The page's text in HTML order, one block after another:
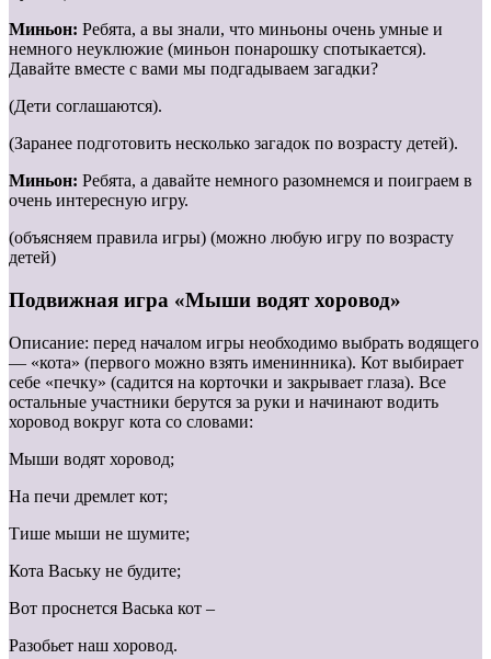
Миньон: Ребята, а вы знали, что миньоны очень умные и
немного неуклюжие (миньон понарошку спотыкается).
Давайте вместе с вами мы подгадываем загадки?
(Дети соглашаются).
(Заранее подготовить несколько загадок по возрасту детей).
Миньон: Ребята, а давайте немного разомнемся и поиграем в
очень интересную игру.
(объясняем правила игры) (можно любую игру по возрасту
детей)
Подвижная игра «Мыши водят хоровод»
Описание: перед началом игры необходимо выбрать водящего
— «кота» (первого можно взять именинника). Кот выбирает
себе «печку» (садится на корточки и закрывает глаза). Все
остальные участники берутся за руки и начинают водить
хоровод вокруг кота со словами:
Мыши водят хоровод;
На печи дремлет кот;
Тише мыши не шумите;
Кота Ваську не будите;
Вот проснется Васька кот –
Разобьет наш хоровод.